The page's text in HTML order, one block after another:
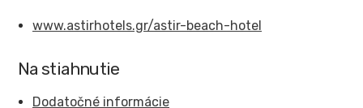
www.astirhotels.gr/astir-beach-hotel
Na stiahnutie
Dodatočné informácie